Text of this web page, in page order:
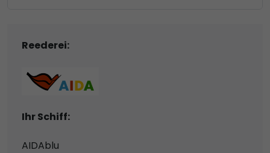
Reederei:
Ihr Schiff:
AIDAblu